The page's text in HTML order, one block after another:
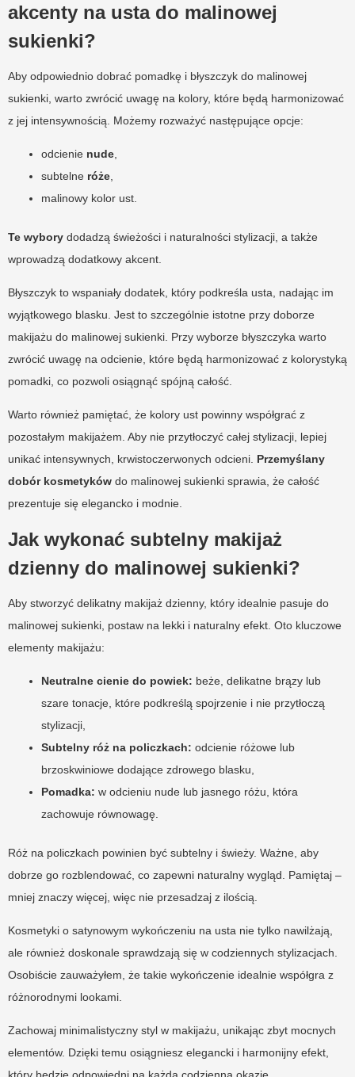
akcenty na usta do malinowej
sukienki?
Aby odpowiednio dobrać pomadkę i błyszczyk do malinowej
sukienki, warto zwrócić uwagę na kolory, które będą harmonizować
z jej intensywnością. Możemy rozważyć następujące opcje:
odcienie nude
subtelne róże
malinowy kolor ust.
Te wybory dodadzą świeżości i naturalności stylizacji, a także
wprowadzą dodatkowy akcent.
Błyszczyk to wspaniały dodatek, który podkreśla usta, nadając im
wyjątkowego blasku. Jest to szczególnie istotne przy doborze
makijażu do malinowej sukienki. Przy wyborze błyszczyka warto
zwrócić uwagę na odcienie, które będą harmonizować z kolorystyką
pomadki, co pozwoli osiągnąć spójną całość.
Warto również pamiętać, że kolory ust powinny współgrać z
pozostałym makijażem. Aby nie przytłoczyć całej stylizacji, lepiej
unikać intensywnych, krwistoczerwonych odcieni. Przemyślany
dobór kosmetyków do malinowej sukienki sprawia, że całość
prezentuje się elegancko i modnie.
Jak wykonać subtelny makijaż
dzienny do malinowej sukienki?
Aby stworzyć delikatny makijaż dzienny, który idealnie pasuje do
malinowej sukienki, postaw na lekki i naturalny efekt. Oto kluczowe
elementy makijażu:
Neutralne cienie do powiek: beże, delikatne brązy lub
szare tonacje, które podkreślą spojrzenie i nie przytłoczą
stylizacji,
Subtelny róż na policzkach: odcienie różowe lub
brzoskwiniowe dodające zdrowego blasku,
Pomadka: w odcieniu nude lub jasnego różu, która
zachowuje równowagę.
Róż na policzkach powinien być subtelny i świeży. Ważne, aby
dobrze go rozblendować, co zapewni naturalny wygląd. Pamiętaj –
mniej znaczy więcej, więc nie przesadzaj z ilością.
Kosmetyki o satynowym wykończeniu na usta nie tylko nawilżają,
ale również doskonale sprawdzają się w codziennych stylizacjach.
Osobiście zauważyłem, że takie wykończenie idealnie współgra z
różnorodnymi lookami.
Zachowaj minimalistyczny styl w makijażu, unikając zbyt mocnych
elementów. Dzięki temu osiągniesz elegancki i harmonijny efekt,
który będzie odpowiedni na każdą codzienną okazję.